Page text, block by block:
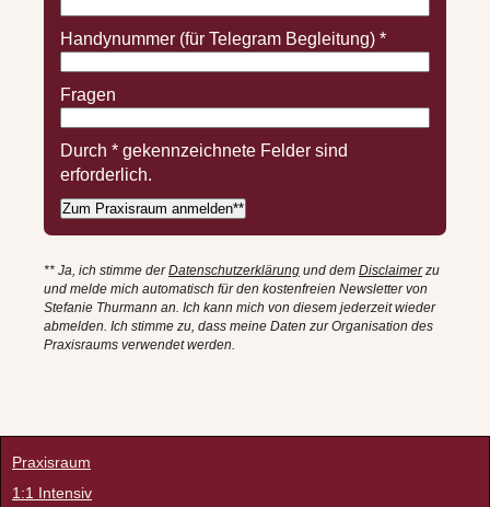
Handynummer (für Telegram Begleitung) *
Fragen
Durch * gekennzeichnete Felder sind
erforderlich.
** Ja, ich stimme der Datenschutzerklärung und dem Disclaimerzu
und melde mich automatisch für den kostenfreien Newsletter von
Stefanie Thurmann an. Ich kann mich von diesem jederzeit wieder
abmelden. Ich stimme zu, dass meine Daten zur Organisation des
Praxisraums verwendet werden.
Praxisraum
1:1 Intensiv